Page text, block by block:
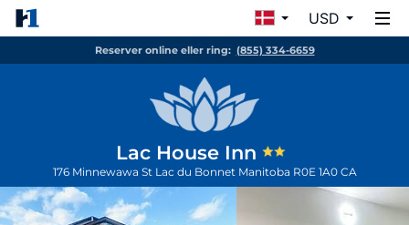
USD
Reserver online eller ring: (855) 334-6659
Lac House Inn
176 Minnewawa St Lac du Bonnet Manitoba R0E 1A0 CA